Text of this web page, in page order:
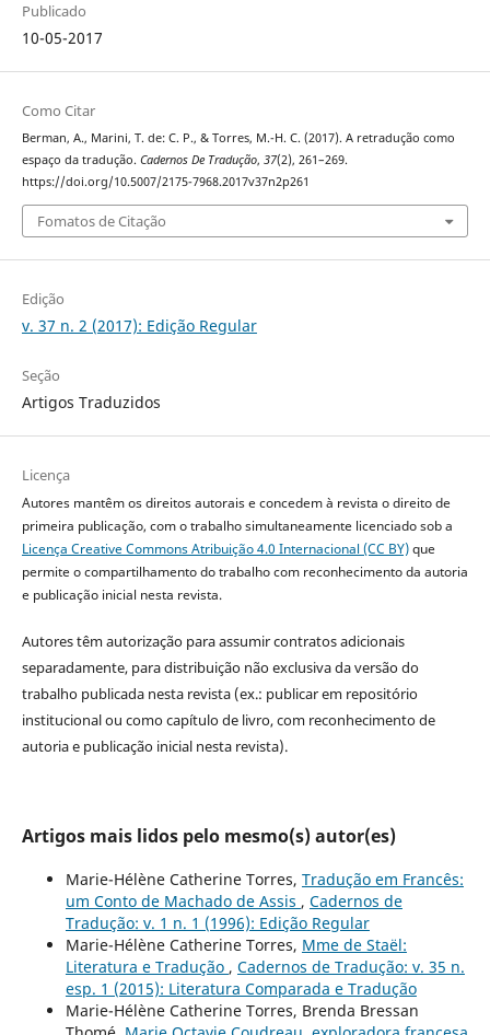
Publicado
10-05-2017
Como Citar
Berman, A., Marini, T. de: C. P., & Torres, M.-H. C. (2017). A retradução como
espaço da tradução. Cadernos De Tradução, 37(2), 261–269.
https://doi.org/10.5007/2175-7968.2017v37n2p261
Fomatos de Citação
Edição
v. 37 n. 2 (2017): Edição Regular
Seção
Artigos Traduzidos
Licença
Autores mantêm os direitos autorais e concedem à revista o direito de
primeira publicação, com o trabalho simultaneamente licenciado sob a
Licença Creative Commons Atribuição 4.0 Internacional (CC BY)que
permite o compartilhamento do trabalho com reconhecimento da autoria
e publicação inicial nesta revista.
Autores têm autorização para assumir contratos adicionais
separadamente, para distribuição não exclusiva da versão do
trabalho publicada nesta revista (ex.: publicar em repositório
institucional ou como capítulo de livro, com reconhecimento de
autoria e publicação inicial nesta revista).
Artigos mais lidos pelo mesmo(s) autor(es)
Marie-Hélène Catherine Torres, Tradução em Francês:
um Conto de Machado de Assis , Cadernos de
Tradução: v. 1 n. 1 (1996): Edição Regular
Marie-Hélène Catherine Torres, Mme de Staël:
Literatura e Tradução , Cadernos de Tradução: v. 35 n.
esp. 1 (2015): Literatura Comparada e Tradução
Marie-Hélène Catherine Torres, Brenda Bressan